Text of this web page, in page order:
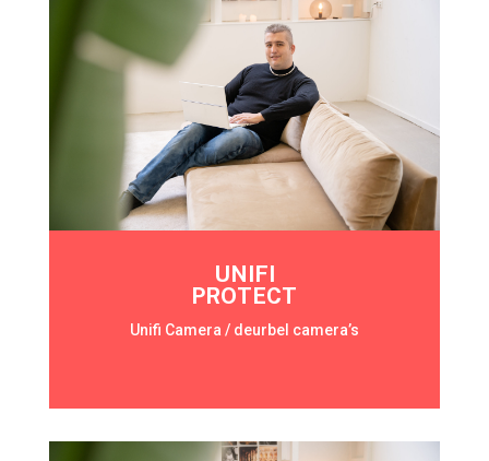
UNIFI
PROTECT
Unifi Camera / deurbel camera’s